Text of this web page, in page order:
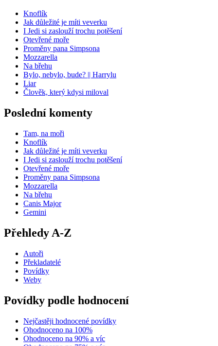
Knoflík
Jak důležité je míti veverku
I Jedi si zaslouží trochu potěšení
Otevřené moře
Proměny pana Simpsona
Mozzarella
Na břehu
Bylo, nebylo, bude? || Harrylu
Liar
Člověk, který kdysi miloval
Poslední komenty
Tam, na moři
Knoflík
Jak důležité je míti veverku
I Jedi si zaslouží trochu potěšení
Otevřené moře
Proměny pana Simpsona
Mozzarella
Na břehu
Canis Major
Gemini
Přehledy A-Z
Autoři
Překladatelé
Povídky
Weby
Povídky podle hodnocení
Nejčastěji hodnocené povídky
Ohodnoceno na 100%
Ohodnoceno na 90% a víc